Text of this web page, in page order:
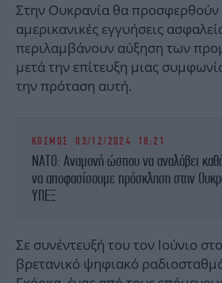
Στην Ουκρανία θα προσφερθούν
αμερικανικές εγγυήσεις
περιλαμβάνουν αύξηση των
μετά την επίτευξη μιας
την πρόταση αυτή.
ΚΟΣΜΟΣ 03/12/2024 18:21
ΝΑΤΟ: Αναμονή ώσπου να αναλάβει
να αποφασίσουμε πρόσκληση στην
ΥΠΕΞ
Σε συνέντευξή του τον Ιούνιο
βρετανικό ψηφιακό